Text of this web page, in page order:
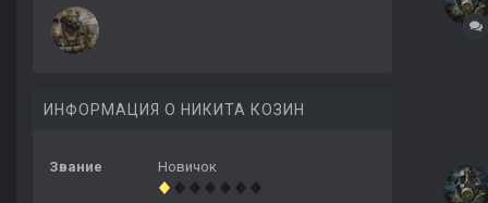
ИНФОРМАЦИЯ О НИКИТА КОЗИН
Звание Новичок